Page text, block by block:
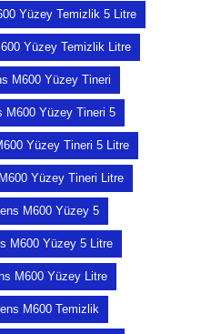
Yüzey Temizlik 5 Litre
Yüzey Temizlik Litre
M600 Yüzey Tineri
M600 Yüzey Tineri 5
Yüzey Tineri 5 Litre
Yüzey Tineri Litre
M600 Yüzey 5
M600 Yüzey 5 Litre
M600 Yüzey Litre
M600 Temizlik